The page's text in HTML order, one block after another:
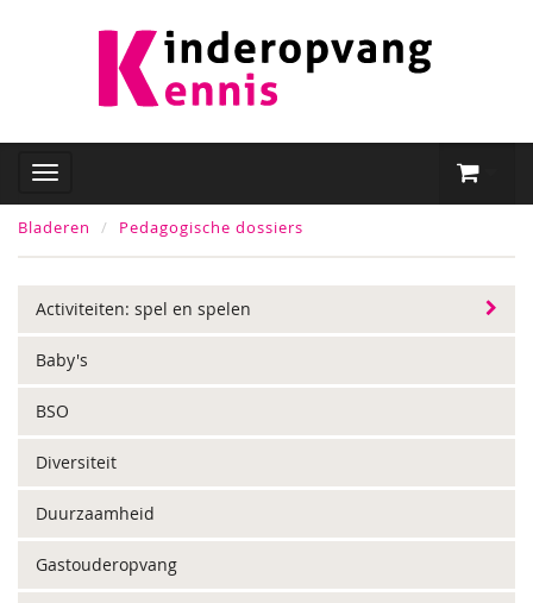
Bladeren Pedagogische dossiers
Activiteiten: spel en spelen
Baby's
BSO
Diversiteit
Duurzaamheid
Gastouderopvang